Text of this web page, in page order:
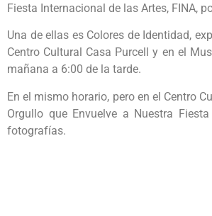
Fiesta Internacional de las Artes, FINA,
Una de ellas es Colores de Identidad,
Centro Cultural Casa Purcell y en el
mañana a 6:00 de la tarde.
En el mismo horario, pero en el Centro
Orgullo que Envuelve a Nuestra
fotografías.